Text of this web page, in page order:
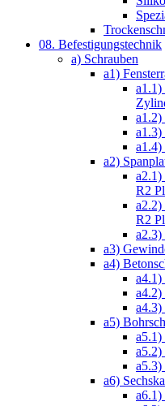
08. Befestigungstechnik
a) Schrauben
a1)
a1.1)
a1.2)
a1.3)
a1.4)
a2)
a2.1)
R2
a2.2)
R2
a2.3)
a3)
a4)
a4.1)
a4.2)
a4.3)
a5)
a5.1)
a5.2)
a5.3)
a6)
a6.1)